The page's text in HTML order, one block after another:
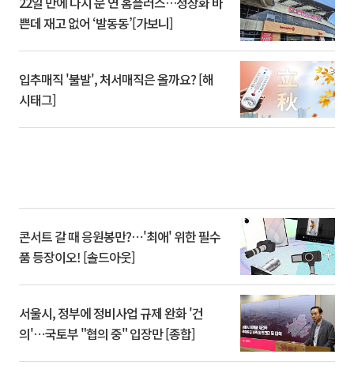
쁜데 재고 없어 ‘발동동’[가보니]
입추매직 '불발', 처서매직은 올까요? [해
시태그]
콘서트 갈 때 응원봉만?⋯'최애' 위한 필수
품 등장이오! [솔드아웃]
서울시, 정부에 정비사업 규제 완화 '건
의'⋯국토부 "협의 중" 입장만 [종합]